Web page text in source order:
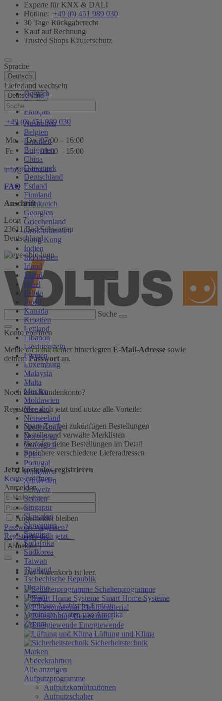
Experte für KNX & DALI
Hotline: +49 (0) 451 989 030
30 Tage Rückgaberecht
Kauf auf Rechnung
Trusted Shops Käuferschutz
Sprache
Deutsch
Deutsch
English
Français
Lieferland wechseln
Deutschland
Australien
Belgien
Brasilien
Bulgarien
China
Dänemark
Deutschland
Estland
Finnland
Frankreich
Georgien
Griechenland
Großbritannien
Hong Kong
Indien
Indonesien
Irland
Island
Israel
Italien
Japan
Kanada
Kroatien
Lettland
Libanon
Liechtenstein
Litauen
Luxemburg
Malaysia
Malta
Mexiko
Moldawien
Monaco
Neuseeland
Niederlande
Norwegen
Österreich
Polen
Portugal
Rumänien
Schweden
Schweiz
Serbien
Singapur
Slowakei
Slowenien
Spanien
Südafrika
Südkorea
Taiwan
Thailand
Tschechische Republik
Ukraine
Ungarn
Vereinigte Arabische Emirate
Vereinigte Staaten von Amerika
Zypern
Hilfe
+49 (0) 451 989 030
Mo. – Do. 07:00 – 16:00
Fr.
08:00 – 15:00
info@voltus.de
FAQ
Anschrift
Loog 7
23611 Bad Schwartau
Deutschland
Suche
Konto eröffnen
Melde dich mit deiner hinterlegten E-Mail-Adresse sowie
deinemPasswort an.
Noch kein Kundenkonto?
Registriere dich jetzt und nutze alle Vorteile:
Spare Zeit bei zukünftigen Bestellungen
Erstelle und verwalte Merklisten
Verfolge deine Bestellungen im Detail
Speichere verschiedene Lieferadressen
Jetzt kostenlos registrieren
Konto eröffnen
Anmelden
Angemeldet bleiben
Passwort vergessen?
Registriere dich jetzt.
Anmelden
Der Warenkorb ist leer.
Schalterprogramme
Smart Home Systeme
Elektromaterial
Beleuchtung
Energiewende
Lüftung und Klima
Sicherheitstechnik
Marken
Abdeckrahmen
Alle anzeigen
Aufputzprogramme
Aufputzkombinationen
Aufputzschalter